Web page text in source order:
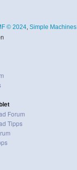
© 2024, Simple Machines
Forum
Tipps